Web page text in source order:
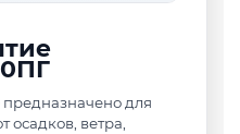
для
осадков, ветра,